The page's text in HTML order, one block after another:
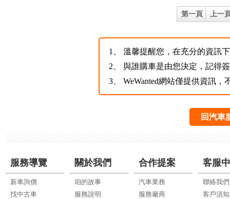
第一頁 上一
1、
溫馨提醒您，在充分的資訊
2、
與誰購車是由您決定，記得
3、
WeWanted網站僅提供資訊
回汽車
服務導覽
新車詢價
找中古車
關於我們
咱的故事
服務說明
合作提案
汽車業務
服務廠商
客服
聯絡我們
客戶須知